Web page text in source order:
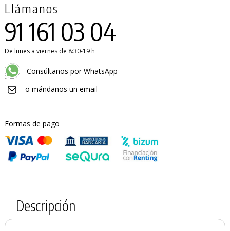
Llámanos
91 161 03 04
De lunes a viernes de 8:30-19 h
Consúltanos por WhatsApp
o mándanos un email
Formas de pago
Descripción